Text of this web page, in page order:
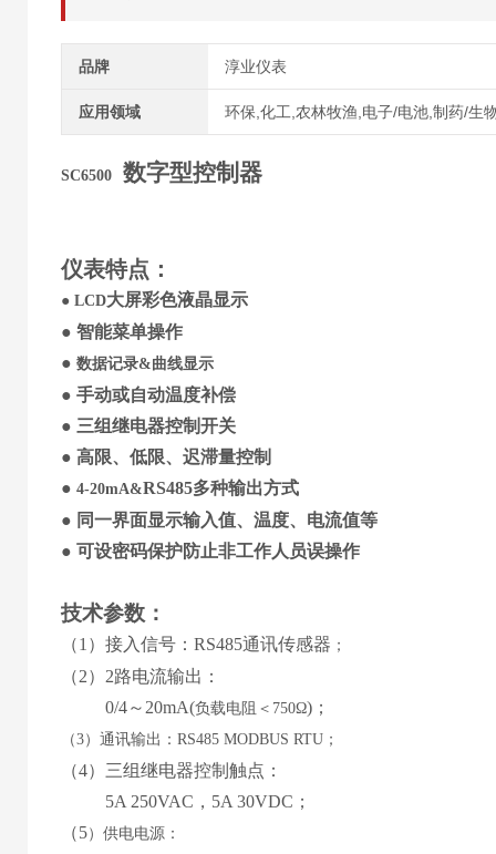
品牌 淳业仪表
应用领域 环保,化工,农林牧渔,电子/电池,制药/生
SC6500 数字型控制器
仪表特点 ：
● LCD大屏彩色液晶显示
● 智能菜单操作
● 数据记录&曲线显示
● 手动或自动温度补偿
● 三组继电器控制开关
● 高限、低限、迟滞量控制
● 4-20mA&RS485多种输出方式
● 同一界面显示输入值、 温度、 电流值等
● 可设密码保护防止非工作人员误操作
技术参数 ：
（1） 接入信号 ： RS485通讯传感器 ；
（2） 2路电流输出：
0/4～ 20mA(负载电阻＜ 750Ω)；
（3）通讯输出：RS485 MODBUS RTU；
（4） 三组继电器控制触点：
5A 250VAC， 5A 30VDC；
（5） 供电电源：